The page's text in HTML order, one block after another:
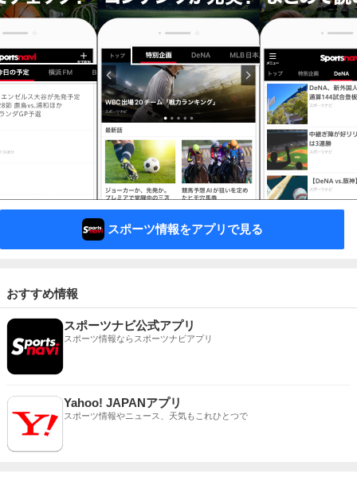
スポーツ情報をアプリで見る
おすすめ情報
スポーツナビ公式アプリ
スポーツ情報ならスポーツナビアプリ
Yahoo! JAPANアプリ
スポーツ情報やニュース、天気もこれひとつで